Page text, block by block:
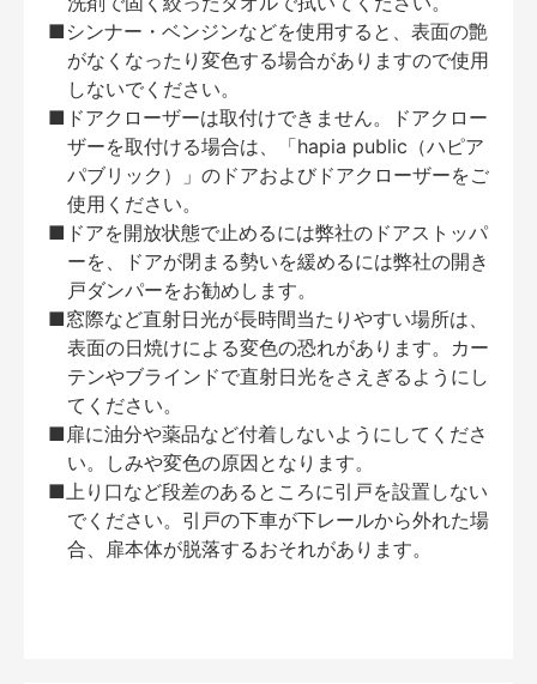
■シンナー・ベンジンなどを使用すると、表面の艶
がなくなったり変色する場合がありますので使用
しないでください。
■ドアクローザーは取付けできません。ドアクロー
ザーを取付ける場合は、「hapia public（ハピア
パブリック）」のドアおよびドアクローザーをご
使用ください。
■ドアを開放状態で止めるには弊社のドアストッパ
ーを、ドアが閉まる勢いを緩めるには弊社の開き
戸ダンパーをお勧めします。
■窓際など直射日光が長時間当たりやすい場所は、
表面の日焼けによる変色の恐れがあります。カー
テンやブラインドで直射日光をさえぎるようにし
てください。
■扉に油分や薬品など付着しないようにしてくださ
い。しみや変色の原因となります。
■上り口など段差のあるところに引戸を設置しない
でください。引戸の下車が下レールから外れた場
合、扉本体が脱落するおそれがあります。